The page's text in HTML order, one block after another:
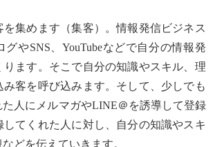
集めます（集客）。情報発信ビジネス
グやSNS、YouTubeなどで自分の情報発
ります。そこで自分の知識やスキル、理
客を呼び込みます。そして、少しでも
人にメルマガやLINE＠を誘導して登録
してくれた人に対し、自分の知識やスキ
どを伝えていきます。